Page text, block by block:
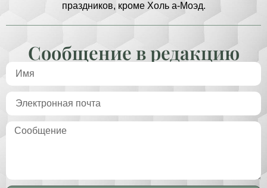
праздников, кроме Холь а-Моэд.
Сообщение в редакцию